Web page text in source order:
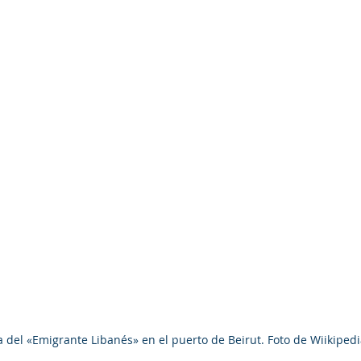
del «Emigrante Libanés» en el puerto de Beirut. Foto de